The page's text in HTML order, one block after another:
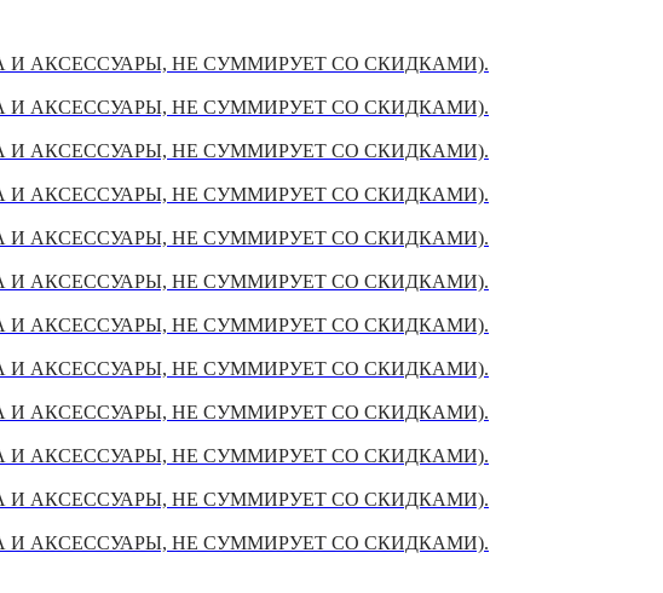
И АКСЕССУАРЫ, НЕ СУММИРУЕТ СО СКИДКАМИ).
И АКСЕССУАРЫ, НЕ СУММИРУЕТ СО СКИДКАМИ).
И АКСЕССУАРЫ, НЕ СУММИРУЕТ СО СКИДКАМИ).
И АКСЕССУАРЫ, НЕ СУММИРУЕТ СО СКИДКАМИ).
И АКСЕССУАРЫ, НЕ СУММИРУЕТ СО СКИДКАМИ).
И АКСЕССУАРЫ, НЕ СУММИРУЕТ СО СКИДКАМИ).
И АКСЕССУАРЫ, НЕ СУММИРУЕТ СО СКИДКАМИ).
И АКСЕССУАРЫ, НЕ СУММИРУЕТ СО СКИДКАМИ).
И АКСЕССУАРЫ, НЕ СУММИРУЕТ СО СКИДКАМИ).
И АКСЕССУАРЫ, НЕ СУММИРУЕТ СО СКИДКАМИ).
И АКСЕССУАРЫ, НЕ СУММИРУЕТ СО СКИДКАМИ).
И АКСЕССУАРЫ, НЕ СУММИРУЕТ СО СКИДКАМИ).